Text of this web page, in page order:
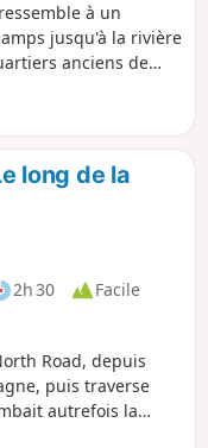
à un
jusqu'à la rivière
anciens de
parcours.
long de la
2h 30
Facile
Road, depuis
puis traverse
autrefois la